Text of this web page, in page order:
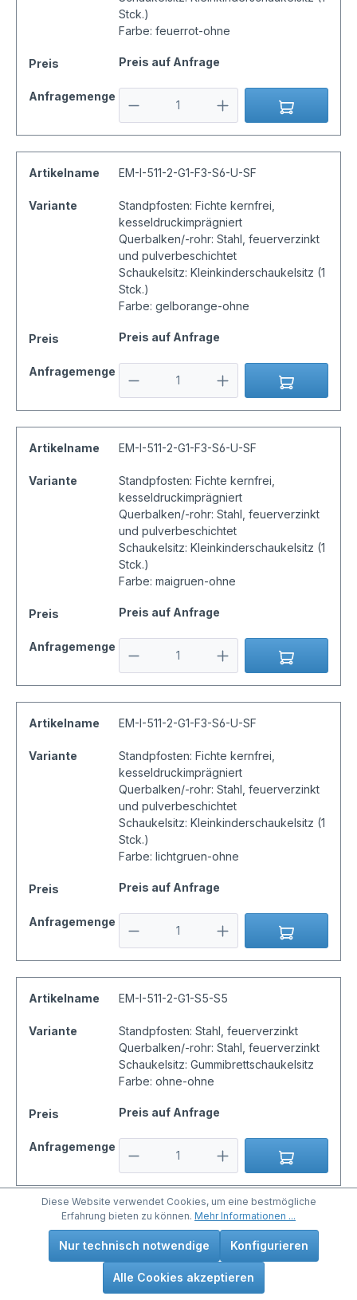
Stck.)
Farbe: feuerrot-ohne
Preis Preis auf Anfrage
Anfragemenge
Artikelname EM-I-511-2-G1-F3-S6-U-SF
Variante
Standpfosten: Fichte kernfrei,
kesseldruckimprägniert
Querbalken/-rohr: Stahl, feuerverzinkt
und pulverbeschichtet
Schaukelsitz: Kleinkinderschaukelsitz (1
Stck.)
Farbe: gelborange-ohne
Preis Preis auf Anfrage
Anfragemenge
Artikelname EM-I-511-2-G1-F3-S6-U-SF
Variante
Standpfosten: Fichte kernfrei,
kesseldruckimprägniert
Querbalken/-rohr: Stahl, feuerverzinkt
und pulverbeschichtet
Schaukelsitz: Kleinkinderschaukelsitz (1
Stck.)
Farbe: maigruen-ohne
Preis Preis auf Anfrage
Anfragemenge
Artikelname EM-I-511-2-G1-F3-S6-U-SF
Variante
Standpfosten: Fichte kernfrei,
kesseldruckimprägniert
Querbalken/-rohr: Stahl, feuerverzinkt
und pulverbeschichtet
Schaukelsitz: Kleinkinderschaukelsitz (1
Stck.)
Farbe: lichtgruen-ohne
Preis Preis auf Anfrage
Anfragemenge
Artikelname EM-I-511-2-G1-S5-S5
Variante
Standpfosten: Stahl, feuerverzinkt
Querbalken/-rohr: Stahl, feuerverzinkt
Schaukelsitz: Gummibrettschaukelsitz
Farbe: ohne-ohne
Preis Preis auf Anfrage
Anfragemenge
Artikelname EM-I-511-2-G1-D1-S6-U
Standpfosten: Douglasie kernfrei, natur
Querbalken/-rohr: Stahl, feuerverzinkt
Diese Website verwendet Cookies, um eine bestmögliche
Erfahrung bieten zu können. Mehr Informationen ...
Nur technisch notwendige Konfigurieren
Alle Cookies akzeptieren